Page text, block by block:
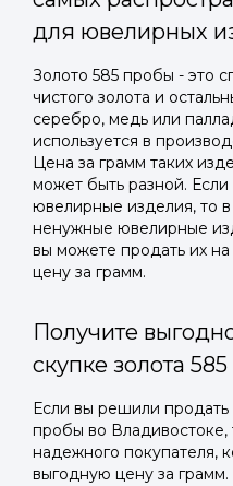
для ювелирных
Золото 585 пробы - это
чистого золота и
серебро, медь или
используется в
Цена за грамм таких
может быть разной.
ювелирные изделия, то в
ненужные ювелирные
вы можете продать их на
цену за грамм.
Получите
скупке золота
Если вы решили продать
пробы во
надежного покупателя,
выгодную цену за